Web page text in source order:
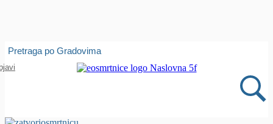
Otvori
Pretraga po Gradovima